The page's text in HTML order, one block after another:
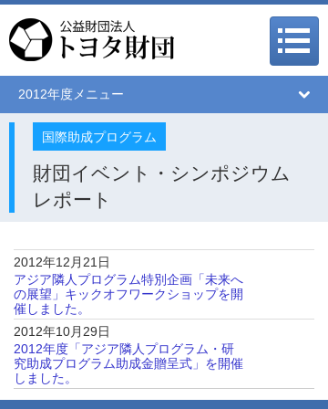
2012年度メニュー
国際助成プログラム
財団イベント・シンポジウム
レポート
2012年12月21日
アジア隣人プログラム特別企画「未来へ
の展望」キックオフワークショップを開
催しました。
2012年10月29日
2012年度「アジア隣人プログラム・研
究助成プログラム助成金贈呈式」を開催
しました。